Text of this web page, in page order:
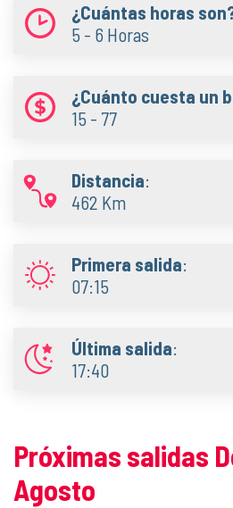
¿Cuántas horas
5 - 6 Horas
¿Cuánto cuesta un
15 - 77
Distancia:
462 Km
Primera salida:
07:15
Última salida:
17:40
Próximas salidas
Agosto